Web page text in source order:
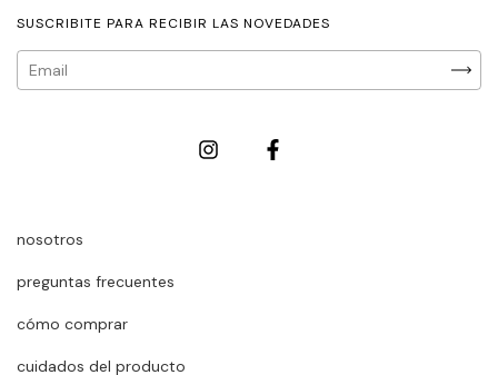
SUSCRIBITE PARA RECIBIR LAS NOVEDADES
nosotros
preguntas frecuentes
cómo comprar
cuidados del producto